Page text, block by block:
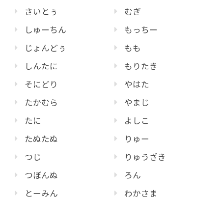
さいとぅ
しゅーちん
じょんどぅ
しんたに
そにどり
たかむら
たに
たぬたぬ
つじ
つぼんぬ
とーみん
むぎ
もっちー
もも
もりたき
やはた
やまじ
よしこ
りゅー
りゅうざき
ろん
わかさま